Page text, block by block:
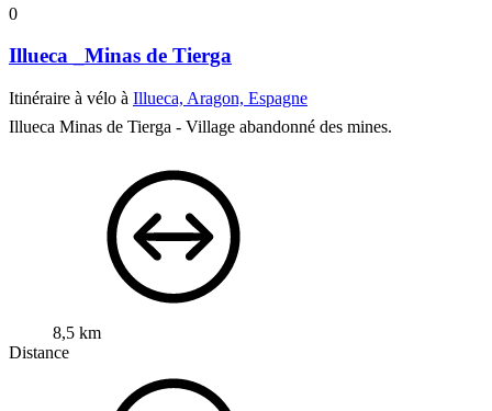
0
Illueca _Minas de Tierga
Itinéraire à vélo à Illueca, Aragon, Espagne
Illueca Minas de Tierga - Village abandonné des mines.
8,5 km
Distance